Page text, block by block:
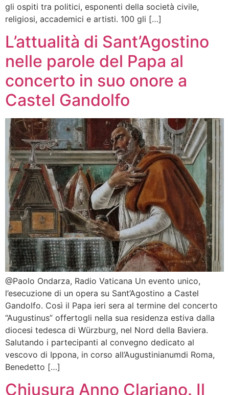
gli ospiti tra politici, esponenti della società civile,
religiosi, accademici e artisti. 100 gli […]
L’attualità di Sant’Agostino
nelle parole del Papa al
concerto in suo onore a
Castel Gandolfo
@Paolo Ondarza, Radio Vaticana Un evento unico,
l’esecuzione di un opera su Sant’Agostino a Castel
Gandolfo. Così il Papa ieri sera al termine del concerto
“Augustinus” offertogli nella sua residenza estiva dalla
diocesi tedesca di Würzburg, nel Nord della Baviera.
Salutando i partecipanti al convegno dedicato al
vescovo di Ippona, in corso all’Augustinianumdi Roma,
Benedetto […]
Chiusura Anno Clariano. Il